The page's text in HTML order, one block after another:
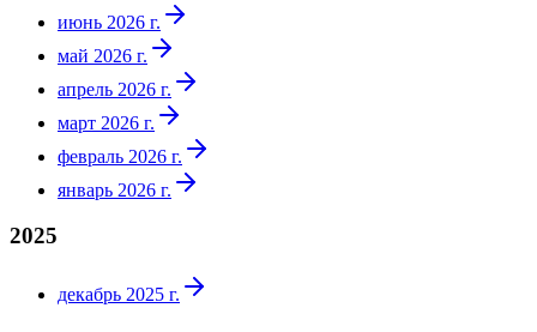
июнь 2026 г.
май 2026 г.
апрель 2026 г.
март 2026 г.
февраль 2026 г.
январь 2026 г.
2025
декабрь 2025 г.